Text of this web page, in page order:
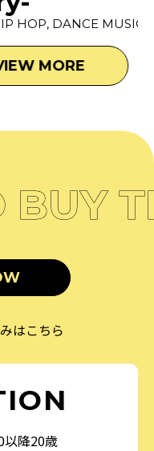
MUSIC P...
BUY
はこちら
以降20歳